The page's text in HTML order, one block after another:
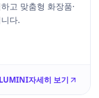
고 맞춤형 화장품·
다.
LUMINI자세히 보기